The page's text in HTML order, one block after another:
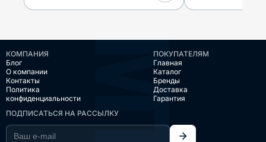
КОМПАНИЯ
Блог
О компании
Контакты
Политика
конфиденциальности
ПОКУПАТЕЛЯМ
Главная
Каталог
Бренды
Доставка
Гарантия
ПОДПИСАТЬСЯ НА РАССЫЛКУ